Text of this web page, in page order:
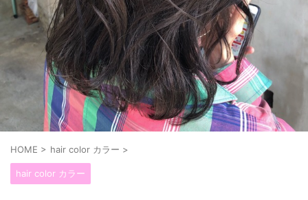
HOME > hair color カラー >
hair color カラー